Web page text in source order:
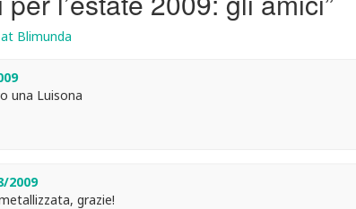
Blimunda
una Luisona
2009
grazie!